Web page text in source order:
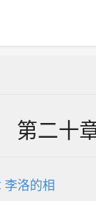
第二十
李洛的相